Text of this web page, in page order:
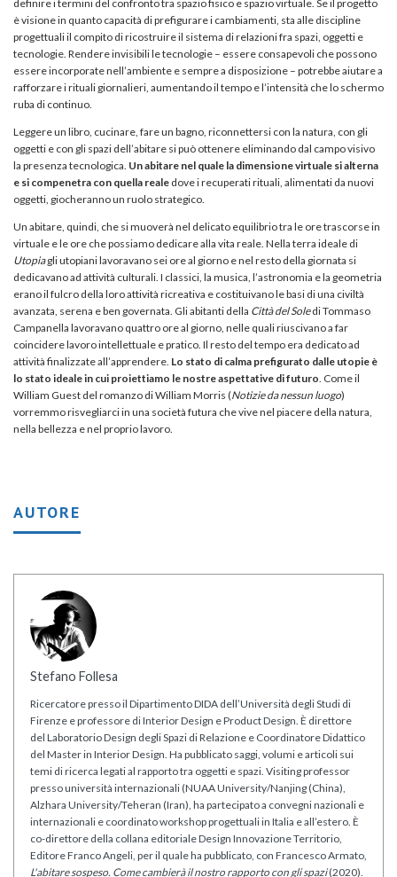
definire i termini del confronto tra spazio fisico e spazio virtuale. Se il progetto
è visione in quanto capacità di prefigurare i cambiamenti, sta alle discipline
progettuali il compito di ricostruire il sistema di relazioni fra spazi, oggetti e
tecnologie. Rendere invisibili le tecnologie – essere consapevoli che possono
essere incorporate nell’ambiente e sempre a disposizione – potrebbe aiutare a
rafforzare i rituali giornalieri, aumentando il tempo e l’intensità che lo schermo
ruba di continuo.
Leggere un libro, cucinare, fare un bagno, riconnettersi con la natura, con gli
oggetti e con gli spazi dell’abitare si può ottenere eliminando dal campo visivo
la presenza tecnologica. Un abitare nel quale la dimensione virtuale si alterna
e si compenetra con quella reale dove i recuperati rituali, alimentati da nuovi
oggetti, giocheranno un ruolo strategico.
Un abitare, quindi, che si muoverà nel delicato equilibrio tra le ore trascorse in
virtuale e le ore che possiamo dedicare alla vita reale. Nella terra ideale di
Utopiagli utopiani lavoravano sei ore al giorno e nel resto della giornata si
dedicavano ad attività culturali. I classici, la musica, l’astronomia e la geometria
erano il fulcro della loro attività ricreativa e costituivano le basi di una civiltà
avanzata, serena e ben governata. Gli abitanti della Città del Soledi Tommaso
Campanella lavoravano quattro ore al giorno, nelle quali riuscivano a far
coincidere lavoro intellettuale e pratico. Il resto del tempo era dedicato ad
attività finalizzate all’apprendere. Lo stato di calma prefigurato dalle utopie è
lo stato ideale in cui proiettiamo le nostre aspettative di futuro. Come il
William Guest del romanzo di William Morris (Notizie da nessun luogo)
vorremmo risvegliarci in una società futura che vive nel piacere della natura,
nella bellezza e nel proprio lavoro.
AUTORE
Stefano Follesa
Ricercatore presso il Dipartimento DIDA dell’Università degli Studi di
Firenze e professore di Interior Design e Product Design. È direttore
del Laboratorio Design degli Spazi di Relazione e Coordinatore Didattico
del Master in Interior Design. Ha pubblicato saggi, volumi e articoli sui
temi di ricerca legati al rapporto tra oggetti e spazi. Visiting professor
presso università internazionali (NUAA University/Nanjing (China),
Alzhara University/Teheran (Iran), ha partecipato a convegni nazionali e
internazionali e coordinato workshop progettuali in Italia e all’estero. È
co-direttore della collana editoriale Design Innovazione Territorio,
Editore Franco Angeli, per il quale ha pubblicato, con Francesco Armato,
L'abitare sospeso. Come cambierà il nostro rapporto con gli spazi(2020).